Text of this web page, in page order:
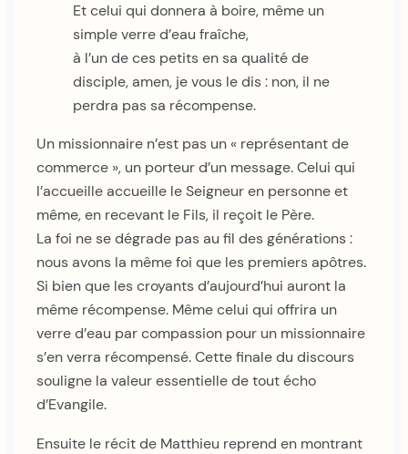
Et celui qui donnera à boire, même un
simple verre d’eau fraîche,
à l’un de ces petits en sa qualité de
disciple, amen, je vous le dis : non, il ne
perdra pas sa récompense.
Un missionnaire n’est pas un « représentant de
commerce », un porteur d’un message. Celui qui
l’accueille accueille le Seigneur en personne et
même, en recevant le Fils, il reçoit le Père.
La foi ne se dégrade pas au fil des générations :
nous avons la même foi que les premiers apôtres.
Si bien que les croyants d’aujourd’hui auront la
même récompense. Même celui qui offrira un
verre d’eau par compassion pour un missionnaire
s’en verra récompensé. Cette finale du discours
souligne la valeur essentielle de tout écho
d’Evangile.
Ensuite le récit de Matthieu reprend en montrant